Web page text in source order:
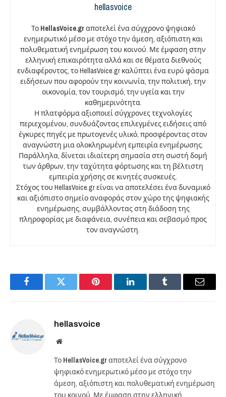
hellasvoice
Το HellasVoice.grαποτελεί ένα σύγχρονο ψηφιακό
ενημερωτικό μέσο με στόχο την άμεση, αξιόπιστη και
πολυθεματική ενημέρωση του κοινού. Με έμφαση στην
ελληνική επικαιρότητα αλλά και σε θέματα διεθνούς
ενδιαφέροντος, το HellasVoice.gr καλύπτει ένα ευρύ φάσμα
ειδήσεων που αφορούν την κοινωνία, την πολιτική, την
οικονομία, τον τουρισμό, την υγεία και την
καθημερινότητα.
Η πλατφόρμα αξιοποιεί σύγχρονες τεχνολογίες
περιεχομένου, συνδυάζοντας επιλεγμένες ειδήσεις από
έγκυρες πηγές με πρωτογενές υλικό, προσφέροντας στον
αναγνώστη μια ολοκληρωμένη εμπειρία ενημέρωσης.
Παράλληλα, δίνεται ιδιαίτερη σημασία στη σωστή δομή
των άρθρων, την ταχύτητα φόρτωσης και τη βέλτιστη
εμπειρία χρήσης σε κινητές συσκευές.
Στόχος του HellasVoice.gr είναι να αποτελέσει ένα δυναμικό
και αξιόπιστο σημείο αναφοράς στον χώρο της ψηφιακής
ενημέρωσης, συμβάλλοντας στη διάδοση της
πληροφορίας με διαφάνεια, συνέπεια και σεβασμό προς
τον αναγνώστη.
FacebookTwitter Pinterest LinkedInTumblr Email
hellasvoice
Website
Το HellasVoice.grαποτελεί ένα σύγχρονο
ψηφιακό ενημερωτικό μέσο με στόχο την
άμεση, αξιόπιστη και πολυθεματική ενημέρωση
του κοινού. Με έμφαση στην ελληνική